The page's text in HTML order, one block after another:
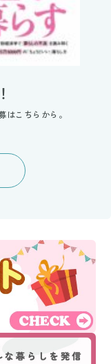
はこちらから。